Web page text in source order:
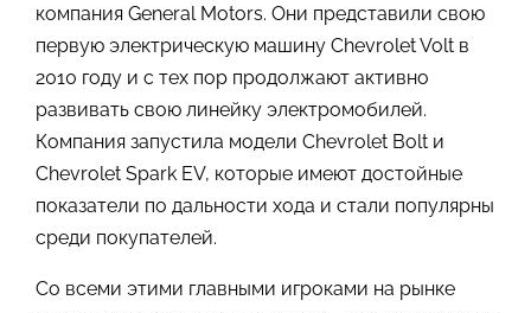
компания General Motors. Они представили свою
первую электрическую машину Chevrolet Volt в
2010 году и с тех пор продолжают активно
развивать свою линейку электромобилей.
Компания запустила модели Chevrolet Bolt и
Chevrolet Spark EV, которые имеют достойные
показатели по дальности хода и стали популярны
среди покупателей.
Со всеми этими главными игроками на рынке